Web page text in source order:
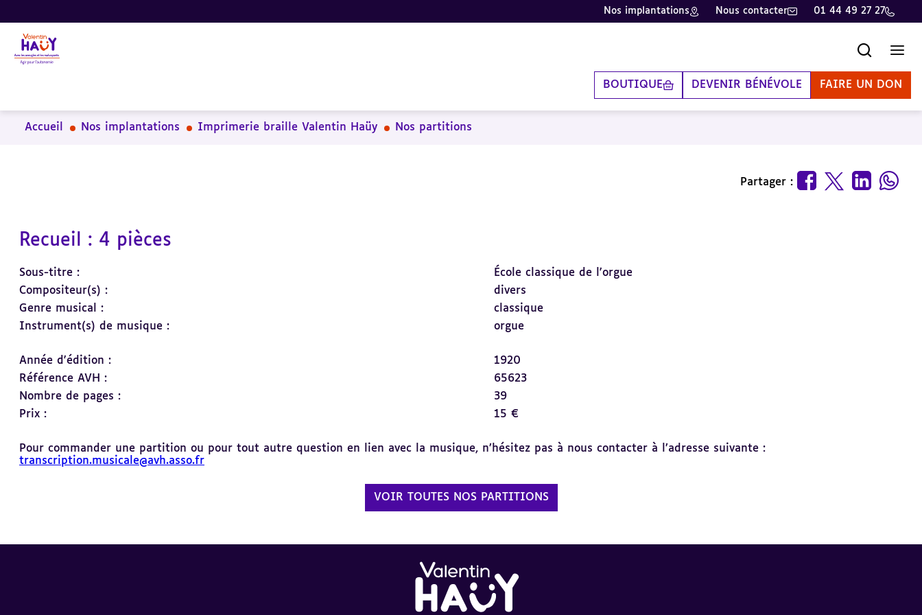
Aller
au
contenu
principal
Aller
au
pied
de
Aller
à
la
recherche
Nos implantations Nous contacter 01 44 49 27 27
BOUTIQUE DEVENIR BÉNÉVOLE FAIRE UN DON
Accueil Nos implantations Imprimerie braille Valentin Haüy Nos partitions
Partager :
Recueil : 4 pièces
Sous-titre :
École classique de l'orgue
Compositeur(s) :
divers
Genre musical :
classique
Instrument(s) de musique :
orgue
Année d'édition :
1920
Référence AVH :
65623
Nombre de pages :
39
Prix :
15 €
Pour commander une partition ou pour tout autre question en lien avec la musique, n’hésitez pas à nous contacter à l’adresse suivante :
transcription.musicale@avh.asso.fr
VOIR TOUTES NOS PARTITIONS